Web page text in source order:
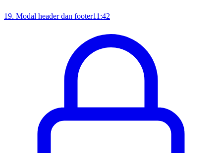
19. Modal header dan footer11:42